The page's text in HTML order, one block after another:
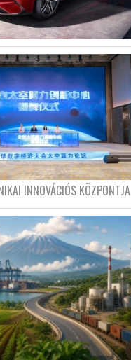
INNOVÁCIÓS KÖZPONTJA